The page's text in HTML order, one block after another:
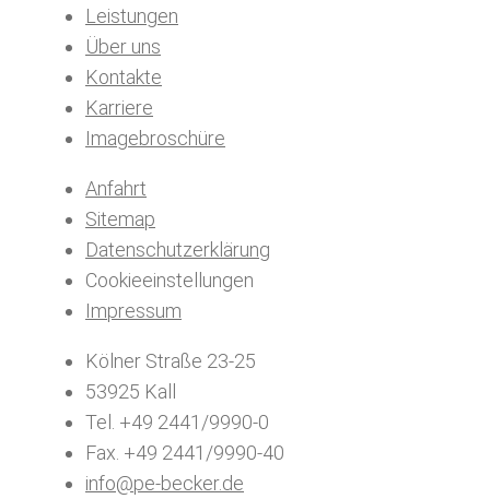
Leistungen
Über uns
Kontakte
Karriere
Imagebroschüre
Anfahrt
Sitemap
Datenschutzerklärung
Cookieeinstellungen
Impressum
Kölner Straße 23-25
53925 Kall
Tel. +49 2441/9990-0
Fax. +49 2441/9990-40
info@pe-becker.de